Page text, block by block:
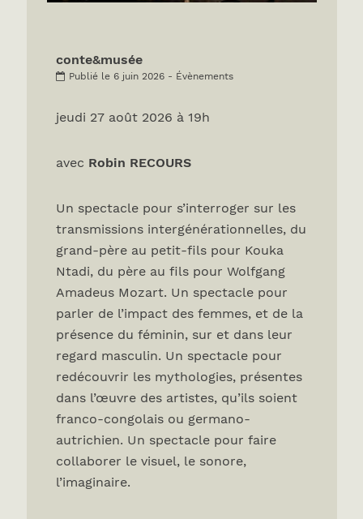
conte&musée
Publié le 6 juin 2026 - Évènements
jeudi 27 août 2026 à 19h
avec Robin RECOURS
Un spectacle pour s’interroger sur les
transmissions intergénérationnelles, du
grand-père au petit-fils pour Kouka
Ntadi, du père au fils pour Wolfgang
Amadeus Mozart. Un spectacle pour
parler de l’impact des femmes, et de la
présence du féminin, sur et dans leur
regard masculin. Un spectacle pour
redécouvrir les mythologies, présentes
dans l’œuvre des artistes, qu’ils soient
franco-congolais ou germano-
autrichien. Un spectacle pour faire
collaborer le visuel, le sonore,
l’imaginaire.